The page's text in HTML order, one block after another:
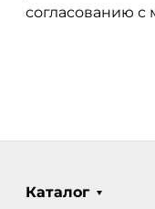
согласованию
Каталог